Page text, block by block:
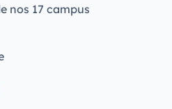
nos 17 campus